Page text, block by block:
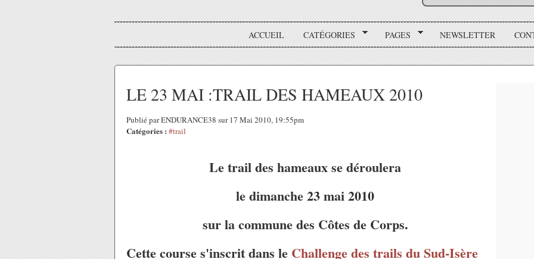
ACCUEIL CATÉGORIES PAGES NEWSLETTER
LE 23 MAI :TRAIL DES HAMEAUX 2010
Publié par ENDURANCE38 sur 17 Mai 2010, 19:55pm
Catégories : #trail
Le trail des hameaux se déroulera
le dimanche 23 mai 2010
sur la commune des Côtes de Corps.
Cette course s'inscrit dans le Challenge des trails du Sud-Isère